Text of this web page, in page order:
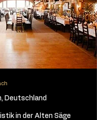
Deutschland
in der Alten Säge